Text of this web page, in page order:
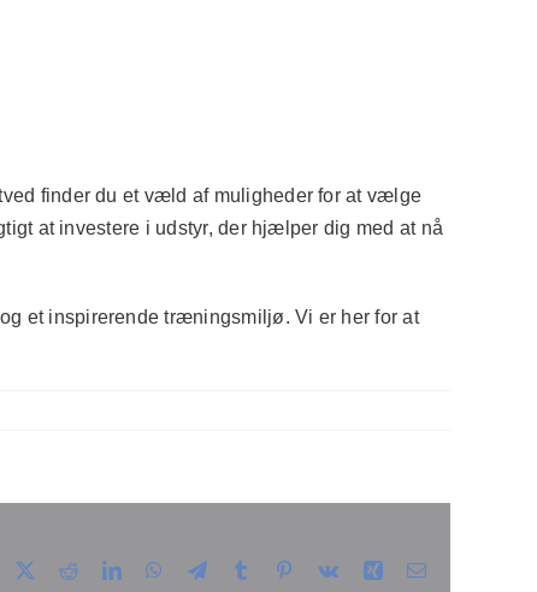
finder du et væld af muligheder for at vælge
at investere i udstyr, der hjælper dig med at nå
et inspirerende træningsmiljø. Vi er her for at
Facebook RedditLinkedInWhatsApp
TelegramTumblr Pinterest
Vk Xing E-